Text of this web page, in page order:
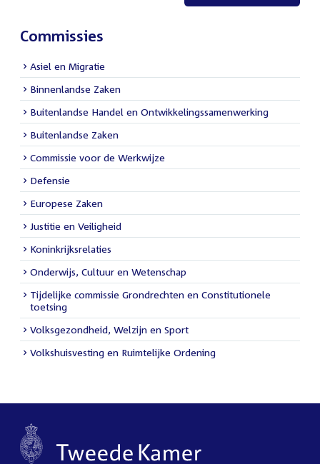
Commissies
Asiel en Migratie
Binnenlandse Zaken
Buitenlandse Handel en Ontwikkelingssamenwerking
Buitenlandse Zaken
Commissie voor de Werkwijze
Defensie
Europese Zaken
Justitie en Veiligheid
Koninkrijksrelaties
Onderwijs, Cultuur en Wetenschap
Tijdelijke commissie Grondrechten en Constitutionele
toetsing
Volksgezondheid, Welzijn en Sport
Volkshuisvesting en Ruimtelijke Ordening